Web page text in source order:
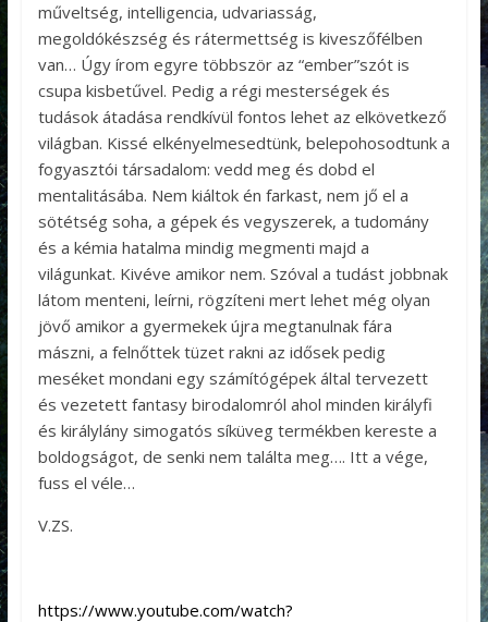
műveltség, intelligencia, udvariasság,
megoldókészség és rátermettség is kiveszőfélben
van… Úgy írom egyre többször az “ember”szót is
csupa kisbetűvel. Pedig a régi mesterségek és
tudások átadása rendkívül fontos lehet az elkövetkező
világban. Kissé elkényelmesedtünk, belepohosodtunk a
fogyasztói társadalom: vedd meg és dobd el
mentalitásába. Nem kiáltok én farkast, nem jő el a
sötétség soha, a gépek és vegyszerek, a tudomány
és a kémia hatalma mindig megmenti majd a
világunkat. Kivéve amikor nem. Szóval a tudást jobbnak
látom menteni, leírni, rögzíteni mert lehet még olyan
jövő amikor a gyermekek újra megtanulnak fára
mászni, a felnőttek tüzet rakni az idősek pedig
meséket mondani egy számítógépek által tervezett
és vezetett fantasy birodalomról ahol minden királyfi
és királylány simogatós síküveg termékben kereste a
boldogságot, de senki nem találta meg…. Itt a vége,
fuss el véle…
V.ZS.
https://www.youtube.com/watch?